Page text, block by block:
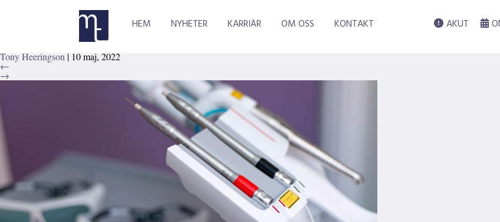
HEM NYHETER KARRIÄR OM OSS KONTAKT AKUT
_NIK6149_1340x600px ←
Tony Heeringson | 10 maj, 2022
←
→